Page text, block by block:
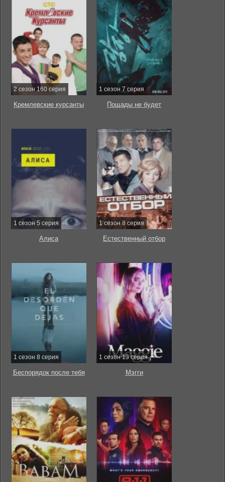
2 сезон 160 серия
Кремлевские курсанты
1 сезон 7 серия
Пощады не будет
1 сезон 5 серия
Алиса
1 сезон 8 серия
Естественный отбор
1 сезон 8 серия
Беспорядок после тебя
1 сезон 13 серия
Мэгги